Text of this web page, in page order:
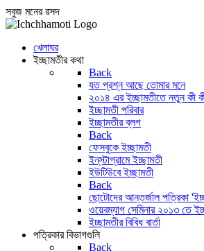
সবুজ মনের রসদ
খেলাঘর
ইচ্ছামতীর কথা
Back
যত প্রশ্ন আছে তোমার মনে
২০১৪ এর ইচ্ছামতীতে নতুন কী
ইচ্ছামতী পরিবার
ইচ্ছামতীর ব্লগ
Back
ফেসবুকে ইচ্ছামতী
ইন্‌স্টাগ্রামে ইচ্ছামতী
ইউটিউবে ইচ্ছামতী
Back
ছোটোদের আন্তর্জাল পত্রিকা
ওয়েবম্যাগ সেমিনার ২০১৩ তে
ইচ্ছামতীর বিবিধ বার্তা
পত্রিকার বিভাগগুলি
Back